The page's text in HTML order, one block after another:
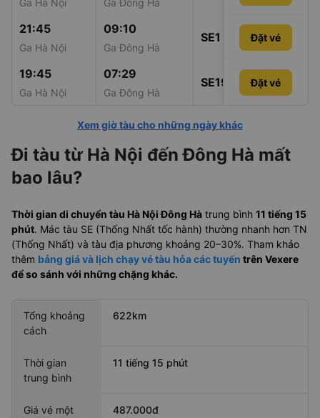
Ga Hà Nội Ga Đông Hà
21:45
Ga Hà Nội
09:10
Ga Đông Hà
SE1 824.000đ
Đặt vé
19:45
Ga Hà Nội
07:29
Ga Đông Hà
SE19 Đặt vé
Đặt vé
Xem giờ tàu cho những ngày khác
Đi tàu từ Hà Nội đến Đông Hà mất
bao lâu?
Thời gian di chuyển tàu Hà Nội Đông Hà trung bình 11 tiếng 15
phút. Mác tàu SE (Thống Nhất tốc hành) thường nhanh hơn TN
(Thống Nhất) và tàu địa phương khoảng 20–30%. Tham khảo
thêm bảng giá và lịch chạy vé tàu hỏa các tuyến trên Vexere
để so sánh với những chặng khác.
Tổng khoảng
cách
622km
Thời gian
trung bình
11 tiếng 15 phút
Giá vé một
487.000đ